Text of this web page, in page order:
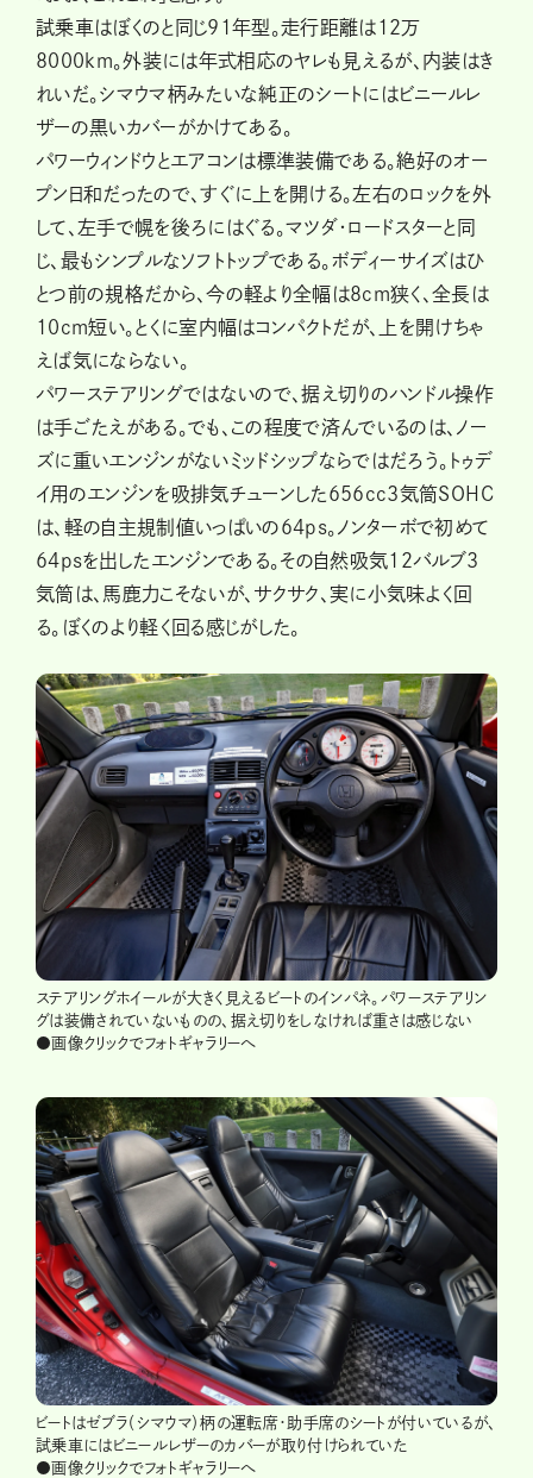
試乗車はぼくのと同じ91年型。走行距離は12万
8000km。外装には年式相応のヤレも見えるが、内装はき
れいだ。シマウマ柄みたいな純正のシートにはビニールレ
ザーの黒いカバーがかけてある。
パワーウィンドウとエアコンは標準装備である。絶好のオー
プン日和だったので、すぐに上を開ける。左右のロックを外
して、左手で幌を後ろにはぐる。マツダ・ロードスターと同
じ、最もシンプルなソフトトップである。ボディーサイズはひ
とつ前の規格だから、今の軽より全幅は８cm狭く、全長は
10cm短い。とくに室内幅はコンパクトだが、上を開けちゃ
えば気にならない。
パワーステアリングではないので、据え切りのハンドル操作
は手ごたえがある。でも、この程度で済んでいるのは、ノー
ズに重いエンジンがないミッドシップならではだろう。トゥデ
イ用のエンジンを吸排気チューンした656cc3気筒SOHC
は、軽の自主規制値いっぱいの64ps。ノンターボで初めて
64psを出したエンジンである。その自然吸気12バルブ３
気筒は、馬鹿力こそないが、サクサク、実に小気味よく回
る。ぼくのより軽く回る感じがした。
ステアリングホイールが大きく見えるビートのインパネ。パワーステアリン
グは装備されていないものの、据え切りをしなければ重さは感じない
●画像クリックでフォトギャラリーへ
ビートはゼブラ（シマウマ）柄の運転席・助手席のシートが付いているが、
試乗車にはビニールレザーのカバーが取り付けられていた
●画像クリックでフォトギャラリーへ